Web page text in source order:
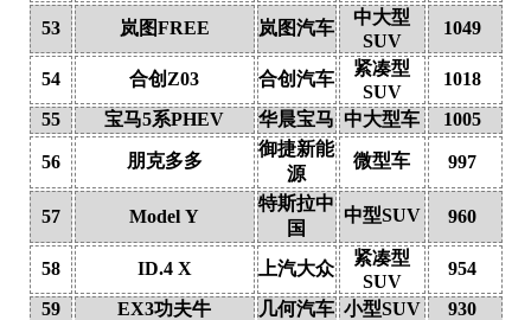
53
岚图FREE 岚图汽车
中大型
SUV
1049
54 合创Z03 合创汽车
紧凑型
SUV
1018
55
宝马5系PHEV 华晨宝马 中大型车 1005
56 朋克多多
御捷新能
源
微型车 997
57 Model Y
特斯拉中
国
中型SUV 960
58 ID.4 X 上汽大众
紧凑型
SUV
954
59
EX3功夫牛 几何汽车 小型SUV 930